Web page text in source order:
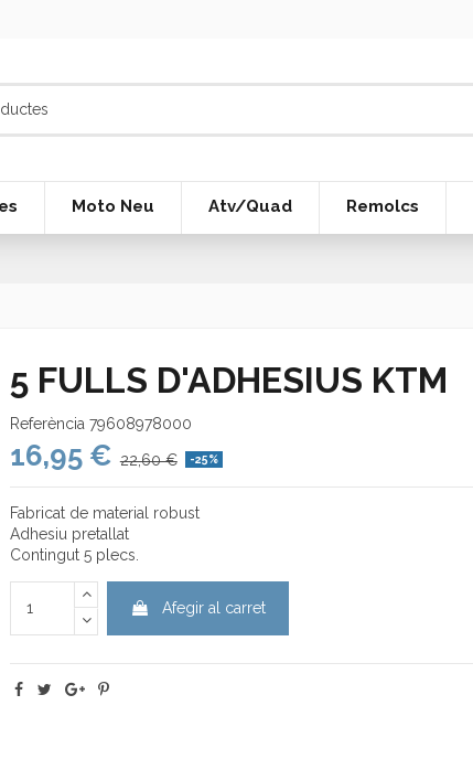
Moto Neu Atv/Quad Remolcs
5 FULLS D'ADHESIUS KTM
Referència 79608978000
16,95 € 22,60 € -25%
Fabricat de material robust
Adhesiu pretallat
Contingut 5 plecs.
Afegir al carret